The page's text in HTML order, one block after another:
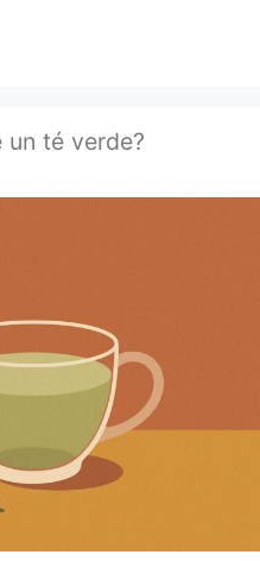
un té verde?